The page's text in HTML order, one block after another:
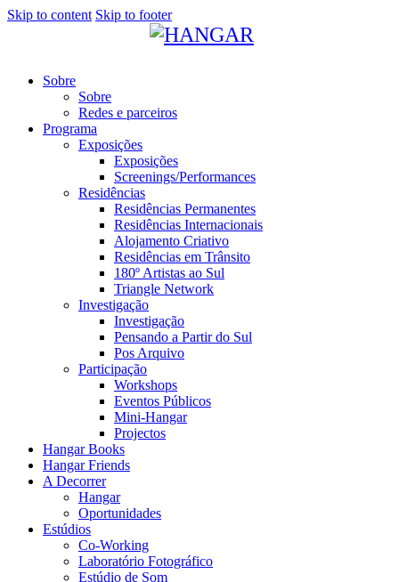
Skip to content Skip to footer
Sobre
Sobre
Redes e parceiros
Programa
Exposições
Exposições
Screenings/Performances
Residências
Residências Permanentes
Residências Internacionais
Alojamento Criativo
Residências em Trânsito
180º Artistas ao Sul
Triangle Network
Investigação
Investigação
Pensando a Partir do Sul
Pos Arquivo
Participação
Workshops
Eventos Públicos
Mini-Hangar
Projectos
Hangar Books
Hangar Friends
A Decorrer
Hangar
Oportunidades
Estúdios
Co-Working
Laboratório Fotográfico
Estúdio de Som